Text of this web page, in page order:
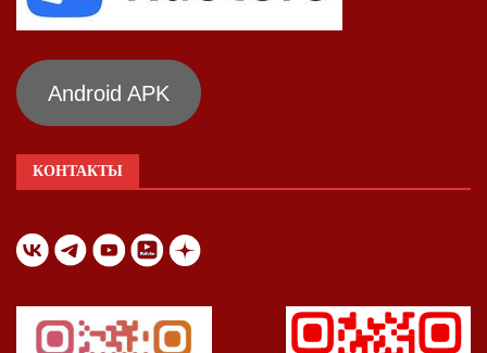
Android APK
КОНТАКТЫ